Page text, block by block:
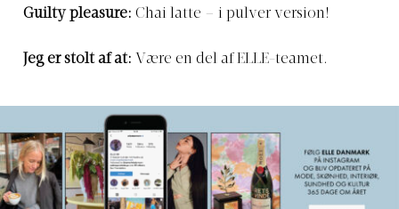
Guilty pleasure: Chai latte – i pulver version!
Jeg er stolt af at: Være en del af ELLE-teamet.